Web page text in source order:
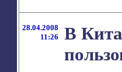
28.04.2008
11:26
В